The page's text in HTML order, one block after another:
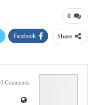
0
Share
Facebook
0 Comments